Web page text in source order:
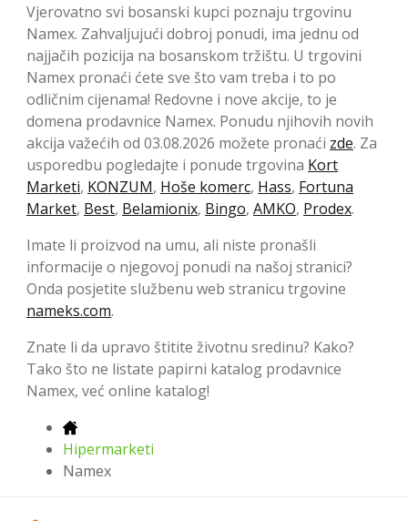
Vjerovatno svi bosanski kupci poznaju trgovinu
Namex. Zahvaljujući dobroj ponudi, ima jednu od
najjačih pozicija na bosanskom tržištu. U trgovini
Namex pronaći ćete sve što vam treba i to po
odličnim cijenama! Redovne i nove akcije, to je
domena prodavnice Namex. Ponudu njihovih novih
akcija važećih od 03.08.2026 možete pronaći zde. Za
usporedbu pogledajte i ponude trgovina Kort
Marketi, KONZUM, Hoše komerc, Hass, Fortuna
Market, Best, Belamionix, Bingo, AMKO, Prodex.
Imate li proizvod na umu, ali niste pronašli
informacije o njegovoj ponudi na našoj stranici?
Onda posjetite službenu web stranicu trgovine
nameks.com.
Znate li da upravo štitite životnu sredinu? Kako?
Tako što ne listate papirni katalog prodavnice
Namex, već online katalog!
Hipermarketi
Namex